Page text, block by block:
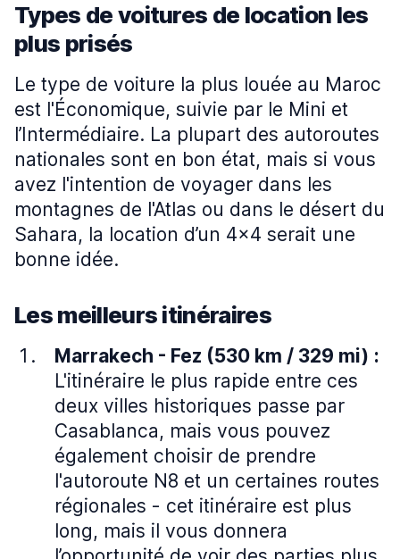
Types de voitures de location les
plus prisés
Le type de voiture la plus louée au Maroc
est l'Économique, suivie par le Mini et
l’Intermédiaire. La plupart des autoroutes
nationales sont en bon état, mais si vous
avez l'intention de voyager dans les
montagnes de l'Atlas ou dans le désert du
Sahara, la location d’un 4x4 serait une
bonne idée.
Les meilleurs itinéraires
Marrakech - Fez (530 km / 329 mi) :
L'itinéraire le plus rapide entre ces
deux villes historiques passe par
Casablanca, mais vous pouvez
également choisir de prendre
l'autoroute N8 et un certaines routes
régionales - cet itinéraire est plus
long, mais il vous donnera